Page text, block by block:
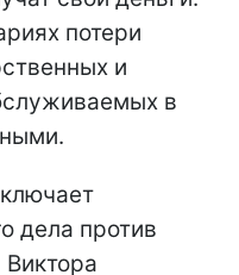
потери
и
в
дела против